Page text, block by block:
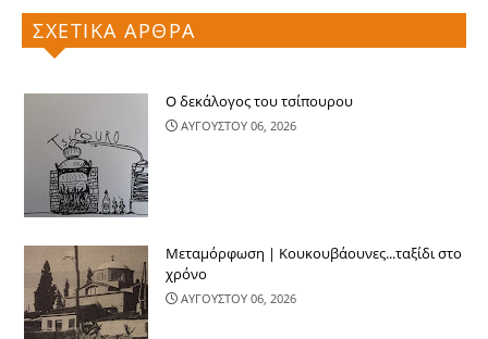
ΣΧΕΤΙΚΑ ΑΡΘΡΑ
Ο δεκάλογος του τσίπουρου
ΑΥΓΟΥΣΤΟΥ 06, 2026
Μεταμόρφωση | Κουκουβάουνες...ταξίδι στο
χρόνο
ΑΥΓΟΥΣΤΟΥ 06, 2026